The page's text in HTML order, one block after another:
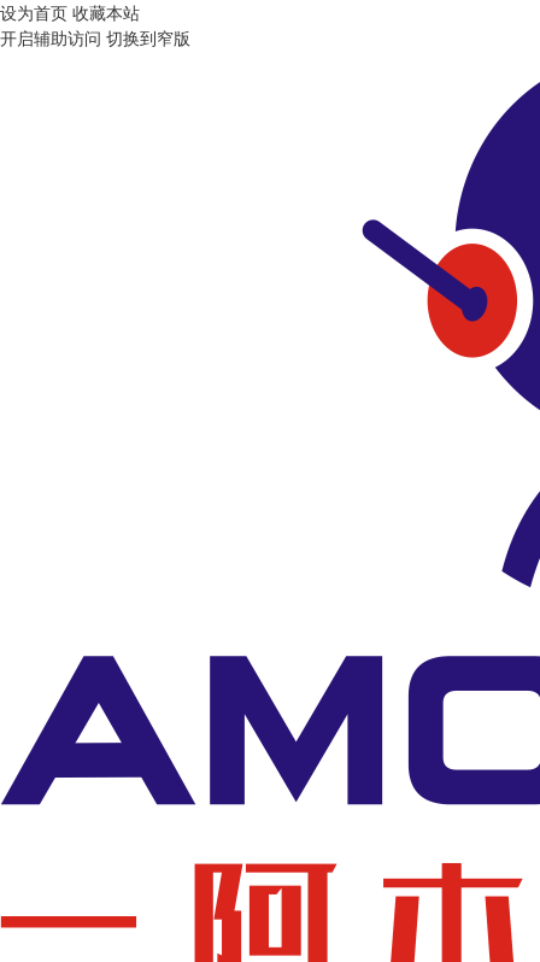
设为首页 收藏本站
开启辅助访问 切换到窄版